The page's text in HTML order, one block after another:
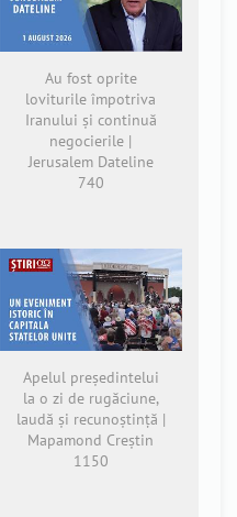
Au fost oprite
loviturile împotriva
Iranului și continuă
negocierile |
Jerusalem Dateline
740
Apelul președintelui
la o zi de rugăciune,
laudă și recunoștință |
Mapamond Creștin
1150